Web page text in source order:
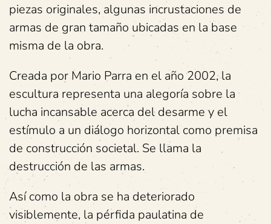
piezas originales, algunas incrustaciones de
armas de gran tamaño ubicadas en la base
misma de la obra.
Creada por Mario Parra en el año 2002, la
escultura representa una alegoría sobre la
lucha incansable acerca del desarme y el
estímulo a un diálogo horizontal como premisa
de construcción societal. Se llama la
destrucción de las armas.
Así como la obra se ha deteriorado
visiblemente, la pérfida paulatina de